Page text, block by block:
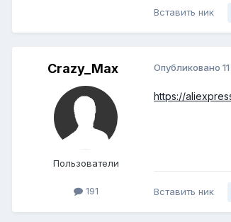
Вставить ник
Crazy_Max
Пользователи
191
Опубликовано
https://
Вставить ник